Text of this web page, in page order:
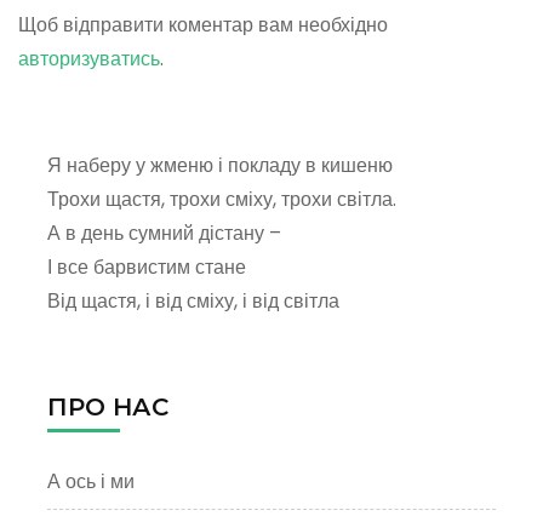
Щоб відправити коментар вам необхідно
авторизуватись.
Я наберу у жменю і покладу в кишеню
Трохи щастя, трохи сміху, трохи світла.
А в день сумний дістану –
І все барвистим стане
Від щастя, і від сміху, і від світла
ПРО НАС
А ось і ми